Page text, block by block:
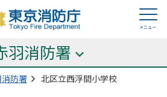
羽消防署
防署 北区立西浮間小学校